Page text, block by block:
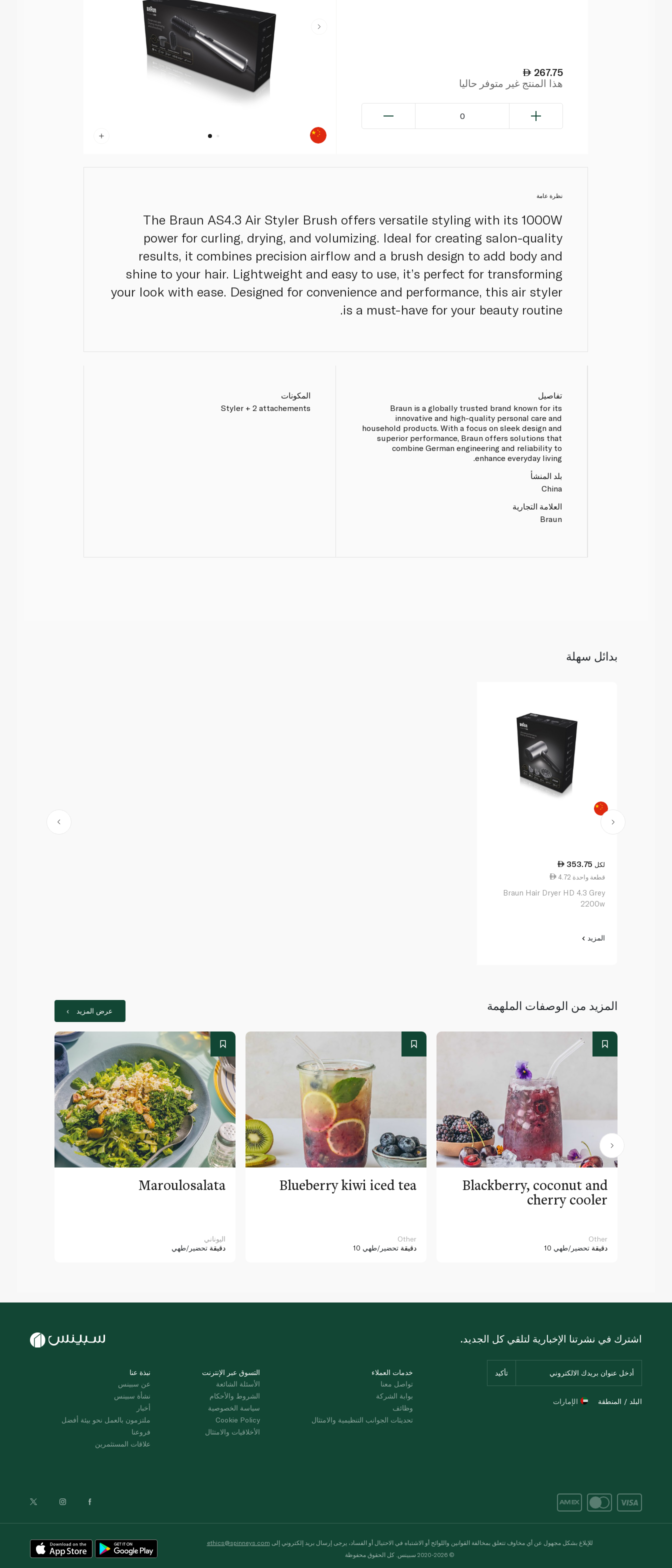
267.75
هذا المنتج غير متوفر حاليا
0
نظرة عامة
The Braun AS4.3 Air Styler Brush offers versatile styling with its 1000W
power for curling, drying, and volumizing. Ideal for creating salon-quality
results, it combines precision airflow and a brush design to add body and
shine to your hair. Lightweight and easy to use, it’s perfect for transforming
your look with ease. Designed for convenience and performance, this air styler
is a must-have for your beauty routine.
تفاصيل
Braun is a globally trusted brand known for its
innovative and high-quality personal care and
household products. With a focus on sleek design and
superior performance, Braun offers solutions that
combine German engineering and reliability to
enhance everyday living.
بلد المنشأ
China
العلامة التجارية
Braun
المكونات
Styler + 2 attachements
بدائل سهلة
353.75 لكل
4.72 قطعة واحدة
Braun Hair Dryer HD 4.3 Grey
2200w
المزيد
المزيد من الوصفات الملهمة عرض المزيد
Maroulosalata
اليوناني
دقيقة تحضير/طهي
Blueberry kiwi iced tea
Other
10 دقيقة تحضير/طهي
Blackberry, coconut and
cherry cooler
Other
10 دقيقة تحضير/طهي
نبذة عنا
عن سبينس
نشأة سبينس
أخبار
ملتزمون بالعمل نحو بيئة أفضل
فروعنا
علاقات المستثمرين
التسوق عبر الإنترنت
الأسئلة الشائعة
الشروط والأحكام
سياسة الخصوصية
Cookie Policy
الأخلاقيات والامتثال
خدمات العملاء
تواصل معنا
بوابة الشركة
وظائف
تحديثات الجوانب التنظيمية والامتثال
اشترك في نشرتنا الإخبارية لتلقي كل الجديد.
البلد / المنطقة الإمارات
للإبلاغ بشكل مجهول عن أي مخاوف تتعلق بمخالفة القوانين واللوائح أو الاشتباه في الاحتيال أو الفساد، يرجى إرسال بريد إلكتروني إلى ethics@spinneys.com
© 2020-2026 سبينس. كل الحقوق محفوظة